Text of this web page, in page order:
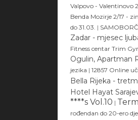
Valpovo - Valentinovo
Benda Mozirje 2/17 -
do 31.03. |
Zadar - mjesec
Fitness centar Trim
Ogulin, Apartman
jezika | 12857 Online
Bella Rijeka -
Hotel Hayat
****s Vol.10 |
rođendan do 20-ero